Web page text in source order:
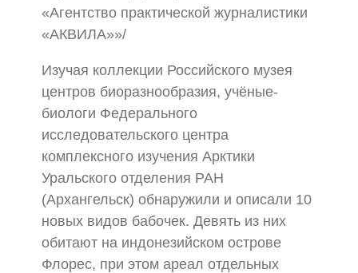
«Агентство практической журналистики
«АКВИЛА»»/
Изучая коллекции Российского музея
центров биоразнообразия, учёные-
биологи Федерального
исследовательского центра
комплексного изучения Арктики
Уральского отделения РАН
(Архангельск) обнаружили и описали 10
новых видов бабочек. Девять из них
обитают на индонезийском острове
Флорес, при этом ареал отдельных